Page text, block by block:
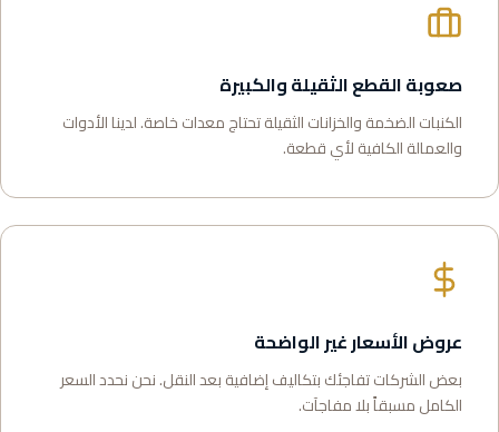
صعوبة القطع الثقيلة والكبيرة
الكنبات الضخمة والخزانات الثقيلة تحتاج معدات خاصة. لدينا الأدوات
والعمالة الكافية لأي قطعة.
عروض الأسعار غير الواضحة
بعض الشركات تفاجئك بتكاليف إضافية بعد النقل. نحن نحدد السعر
الكامل مسبقاً بلا مفاجآت.